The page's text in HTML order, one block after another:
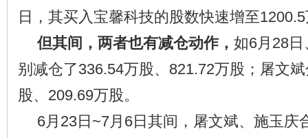
日，其买入宝馨科技的股数快速增至
但其间，两者也有减仓动作， 如6月28
别减仓了336.54万股、821.72万股；屠文
股、209.69万股。
6月23日~7月6日其间，屠文斌、施玉庆